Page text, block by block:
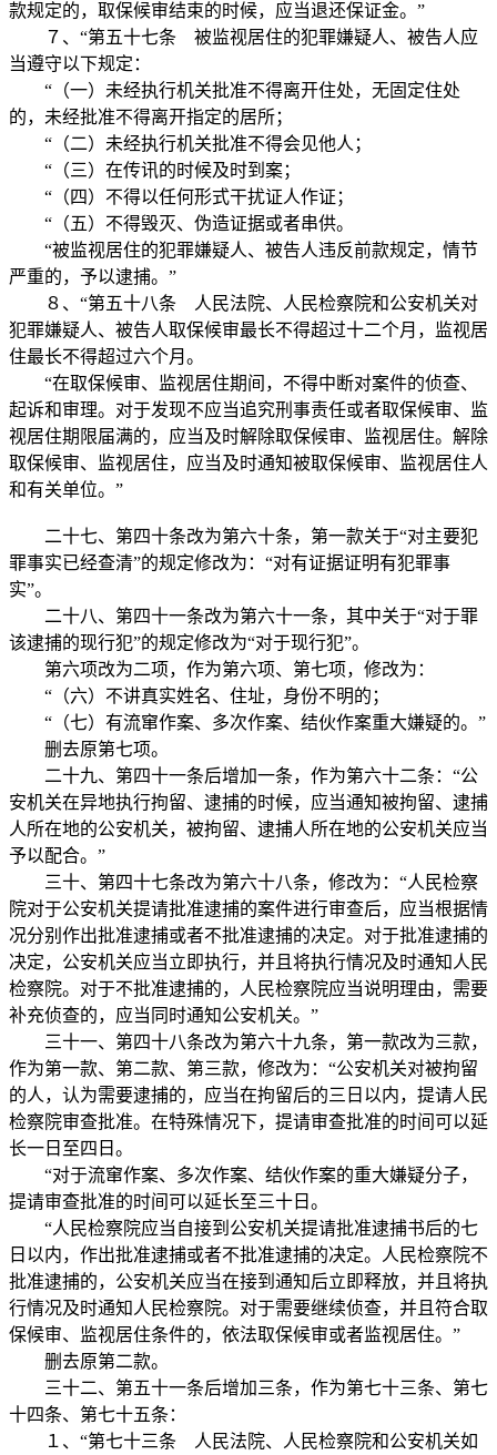
款规定的，取保候审结束的时候，应当退还保证金。”
７、“第五十七条 被监视居住的犯罪嫌疑人、被告人应
当遵守以下规定：
“（一）未经执行机关批准不得离开住处，无固定住处
的，未经批准不得离开指定的居所；
“（二）未经执行机关批准不得会见他人；
“（三）在传讯的时候及时到案；
“（四）不得以任何形式干扰证人作证；
“（五）不得毁灭、伪造证据或者串供。
“被监视居住的犯罪嫌疑人、被告人违反前款规定，情节
严重的，予以逮捕。”
８、“第五十八条 人民法院、人民检察院和公安机关对
犯罪嫌疑人、被告人取保候审最长不得超过十二个月，监视居
住最长不得超过六个月。
“在取保候审、监视居住期间，不得中断对案件的侦查、
起诉和审理。对于发现不应当追究刑事责任或者取保候审、监
视居住期限届满的，应当及时解除取保候审、监视居住。解除
取保候审、监视居住，应当及时通知被取保候审、监视居住人
和有关单位。”
二十七、第四十条改为第六十条，第一款关于“对主要犯
罪事实已经查清”的规定修改为：“对有证据证明有犯罪事
实”。
二十八、第四十一条改为第六十一条，其中关于“对于罪
该逮捕的现行犯”的规定修改为“对于现行犯”。
第六项改为二项，作为第六项、第七项，修改为：
“（六）不讲真实姓名、住址，身份不明的；
“（七）有流窜作案、多次作案、结伙作案重大嫌疑的。”
删去原第七项。
二十九、第四十一条后增加一条，作为第六十二条：“公
安机关在异地执行拘留、逮捕的时候，应当通知被拘留、逮捕
人所在地的公安机关，被拘留、逮捕人所在地的公安机关应当
予以配合。”
三十、第四十七条改为第六十八条，修改为：“人民检察
院对于公安机关提请批准逮捕的案件进行审查后，应当根据情
况分别作出批准逮捕或者不批准逮捕的决定。对于批准逮捕的
决定，公安机关应当立即执行，并且将执行情况及时通知人民
检察院。对于不批准逮捕的，人民检察院应当说明理由，需要
补充侦查的，应当同时通知公安机关。”
三十一、第四十八条改为第六十九条，第一款改为三款，
作为第一款、第二款、第三款，修改为：“公安机关对被拘留
的人，认为需要逮捕的，应当在拘留后的三日以内，提请人民
检察院审查批准。在特殊情况下，提请审查批准的时间可以延
长一日至四日。
“对于流窜作案、多次作案、结伙作案的重大嫌疑分子，
提请审查批准的时间可以延长至三十日。
“人民检察院应当自接到公安机关提请批准逮捕书后的七
日以内，作出批准逮捕或者不批准逮捕的决定。人民检察院不
批准逮捕的，公安机关应当在接到通知后立即释放，并且将执
行情况及时通知人民检察院。对于需要继续侦查，并且符合取
保候审、监视居住条件的，依法取保候审或者监视居住。”
删去原第二款。
三十二、第五十一条后增加三条，作为第七十三条、第七
十四条、第七十五条：
１、“第七十三条 人民法院、人民检察院和公安机关如